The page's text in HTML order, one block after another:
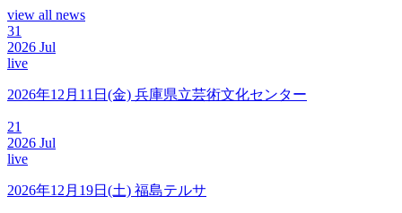
view all news
31
2026 Jul
live
2026年12月11日(金) 兵庫県立芸術文化センター
21
2026 Jul
live
2026年12月19日(土) 福島テルサ